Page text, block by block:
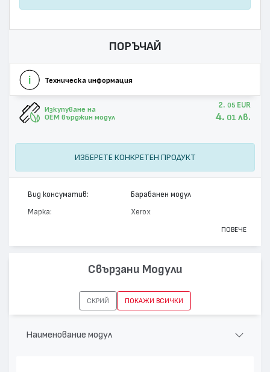
ПОРЪЧАЙ
Техническа информация
Изкупуване на
OEM върджин модул
2. 05 EUR
4. 01 лв.
ИЗБЕРЕТЕ КОНКРЕТЕН ПРОДУКТ
Вид консуматив: Барабанен модул
Марка: Xerox
Цвят: Черен
150000
ПОВЕЧЕ
Свързани Модули
СКРИЙ ПОКАЖИ ВСИЧКИ
Наименование модул